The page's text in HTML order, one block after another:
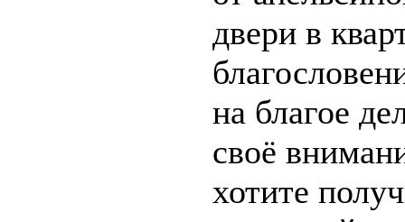
двери в
на благое
своё
хотите